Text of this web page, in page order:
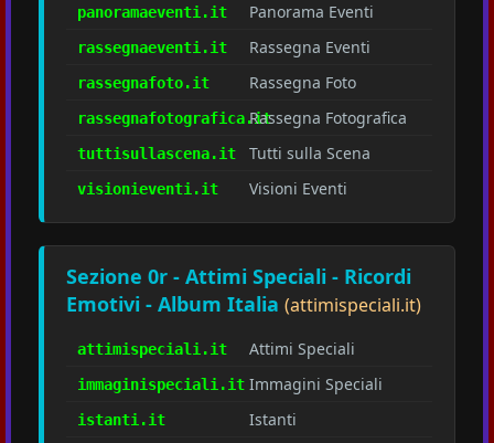
panoramaeventi.it Panorama Eventi
rassegnaeventi.it Rassegna Eventi
rassegnafoto.it Rassegna Foto
rassegnafotografica.itRassegna Fotografica
tuttisullascena.it Tutti sulla Scena
visionieventi.it Visioni Eventi
Sezione 0r - Attimi Speciali - Ricordi
Emotivi - Album Italia (attimispeciali.it)
attimispeciali.it Attimi Speciali
immaginispeciali.it Immagini Speciali
istanti.it Istanti